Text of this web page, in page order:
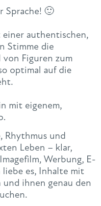
Sprache! 🙂
authentischen,
Stimme die
Figuren zum
optimal auf die
mit eigenem,
Rhythmus und
Leben – klar,
Werbung, E-
es, Inhalte mit
und ihnen genau den